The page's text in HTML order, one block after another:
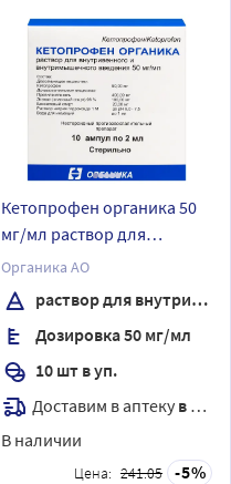
Кетопрофен органика 50
мг/мл раствор для
внутривенного и
внутримышечного
введения 2 мл ампулы 10
шт.
Органика АО
раствор для внутривенного и внутримышечного введения
Дозировка 50 мг/мл
10 шт в уп.
Доставим в аптеку в течение 7 дней
В наличии
Цена: 241.05 5